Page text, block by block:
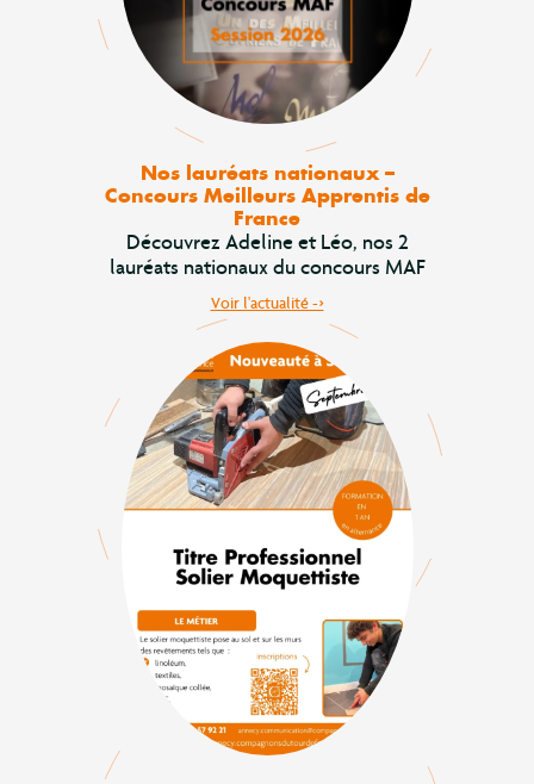
Nos lauréats nationaux –
Concours Meilleurs Apprentis de
France
Découvrez Adeline et Léo, nos 2
lauréats nationaux du concours MAF
Voir l'actualité ->